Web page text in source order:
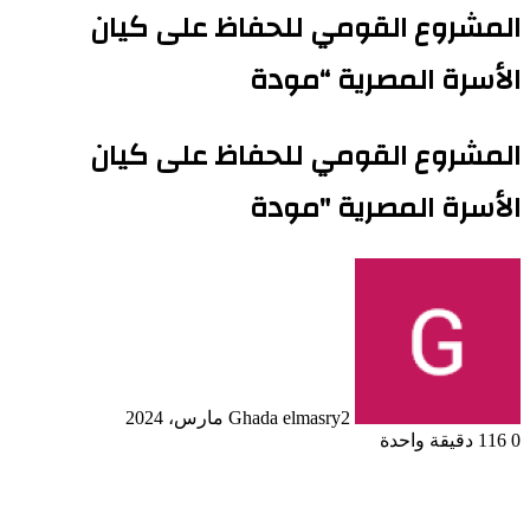
المشروع القومي للحفاظ على كيان
الأسرة المصرية “مودة
المشروع القومي للحفاظ على كيان
الأسرة المصرية "مودة
Ghada elmasry2 مارس، 2024
0
دقيقة واحدة